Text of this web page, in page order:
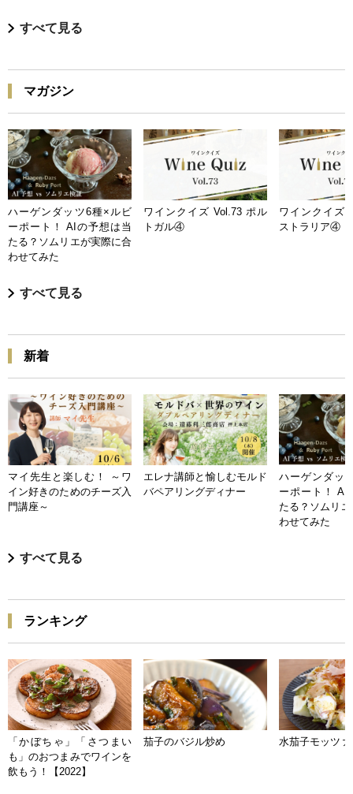
すべて見る
マガジン
ハーゲンダッツ6種×ルビ
ーポート！ AIの予想は当
たる？ソムリエが実際に合
わせてみた
ワインクイズ Vol.73 ポル
トガル④
ワインクイズ
ストラリア④
すべて見る
新着
マイ先生と楽しむ！ ～ワ
イン好きのためのチーズ入
門講座～
エレナ講師と愉しむモルド
バペアリングディナー
ハーゲンダッ
ーポート！ AI
たる？ソムリ
わせてみた
すべて見る
ランキング
「かぼちゃ」「さつまい
も」のおつまみでワインを
飲もう！【2022】
茄子のバジル炒め 水茄子モッツァ